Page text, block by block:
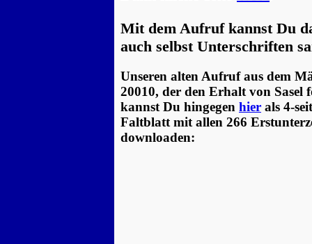
Mit dem Aufruf kannst Du
auch selbst Unterschriften
Unseren alten Aufruf aus dem
20010, der den Erhalt von Sasel
kannst Du hingegen hier als 4-
Faltblatt mit allen 266
downloaden: